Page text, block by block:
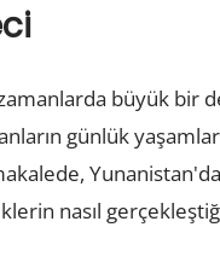
büyük bir
günlük
nasıl